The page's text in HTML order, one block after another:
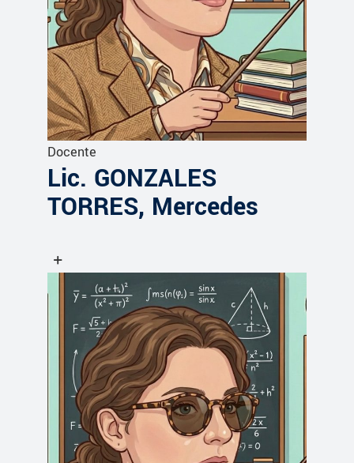
Docente
Lic. GONZALES
TORRES, Mercedes